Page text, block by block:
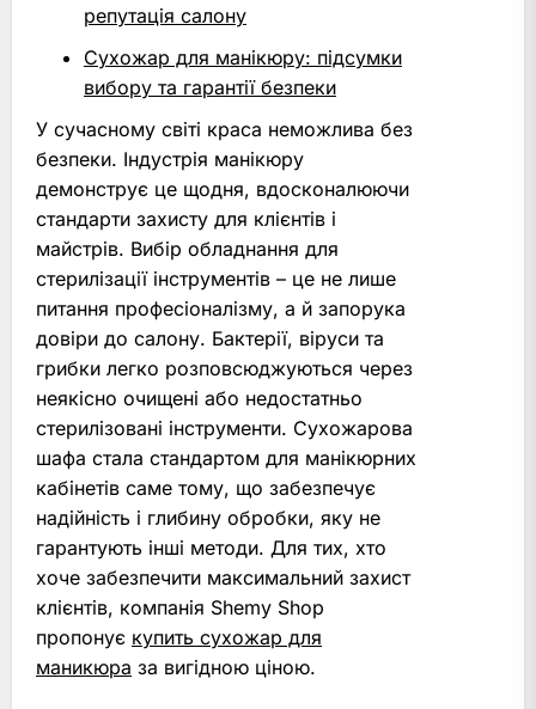
репутація салону
Сухожар для манікюру: підсумки
вибору та гарантії безпеки
У сучасному світі краса неможлива без
безпеки. Індустрія манікюру
демонструє це щодня, вдосконалюючи
стандарти захисту для клієнтів і
майстрів. Вибір обладнання для
стерилізації інструментів – це не лише
питання професіоналізму, а й запорука
довіри до салону. Бактерії, віруси та
грибки легко розповсюджуються через
неякісно очищені або недостатньо
стерилізовані інструменти. Сухожарова
шафа стала стандартом для манікюрних
кабінетів саме тому, що забезпечує
надійність і глибину обробки, яку не
гарантують інші методи. Для тих, хто
хоче забезпечити максимальний захист
клієнтів, компанія Shemy Shop
пропонує купить сухожар для
маникюра за вигідною ціною.